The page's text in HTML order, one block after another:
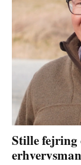
Stille fejring